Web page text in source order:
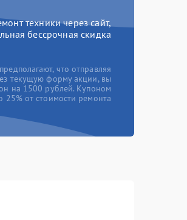
техники через сайт,
бессрочная скидка
что отправляя
текущую форму акции, вы
на 1500 рублей. Купоном
25% от стоимости ремонта